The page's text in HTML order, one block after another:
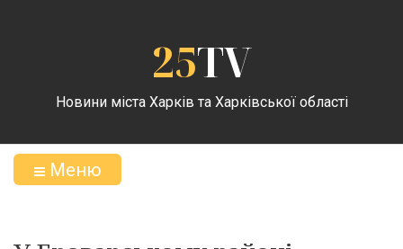
25TV
Новини міста Харків та Харківської області
Меню